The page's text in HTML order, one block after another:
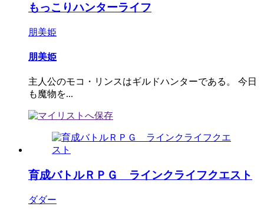
もっこりハンターライフ
朋美姫
朋美姫
主人公のモコ・リンスはギルドハンターである。 今日
も魔物を...
育成バトルＲＰＧ ラインクライフクエスト
ダダー